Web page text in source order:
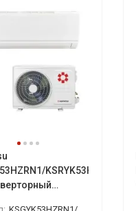
KSRYK53HZRN1
KSGYK53HZRN1/KSRYK53HZRN1